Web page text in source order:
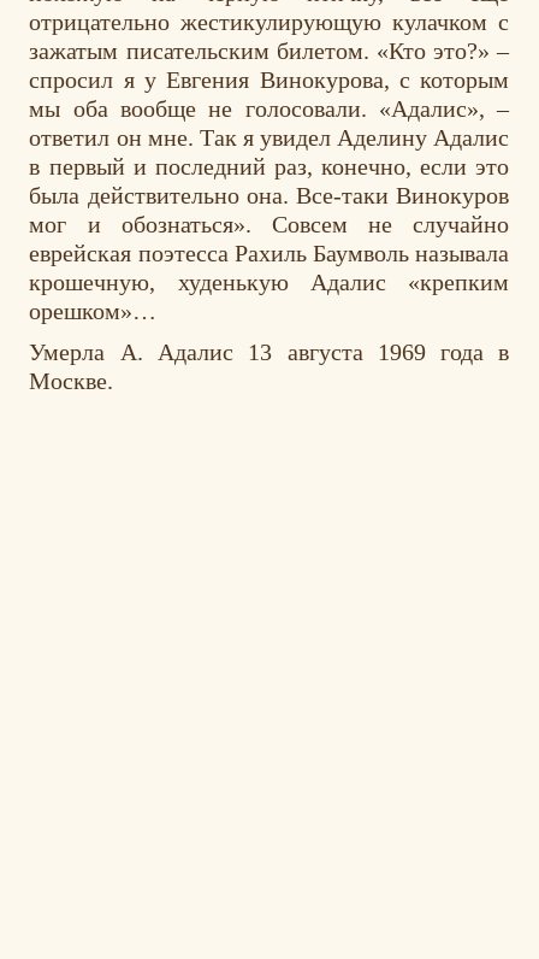
отрицательно жестикулирующую кулачком с
зажатым писательским билетом. «Кто это?» –
спросил я у Евгения Винокурова, с которым
мы оба вообще не голосовали. «Адалис», –
ответил он мне. Так я увидел Аделину Адалис
в первый и последний раз, конечно, если это
была действительно она. Все-таки Винокуров
мог и обознаться». Совсем не случайно
еврейская поэтесса Рахиль Баумволь называла
крошечную, худенькую Адалис «крепким
орешком»…
Умерла А. Адалис 13 августа 1969 года в
Москве.